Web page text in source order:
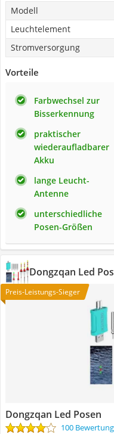
Modell
Leuchtelement
Stromversorgung
Vorteile
Farbwechsel zur
Bisserkennung
praktischer
wiederaufladbarer
Akku
lange Leucht-
Antenne
unterschiedliche
Posen-Größen
Dongzqan Led
Preis-Leistungs-Sieger
Dongzqan Led Posen
100